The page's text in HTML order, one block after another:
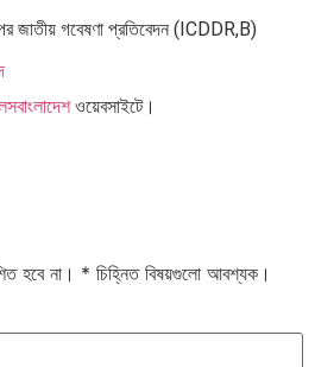
জাতীয় গবেষণা প্রতিবেদন (ICDDR,B)
ওয়েবসাইটে।
হবে না। * চিহ্নিত বিষয়গুলো আবশ্যক।